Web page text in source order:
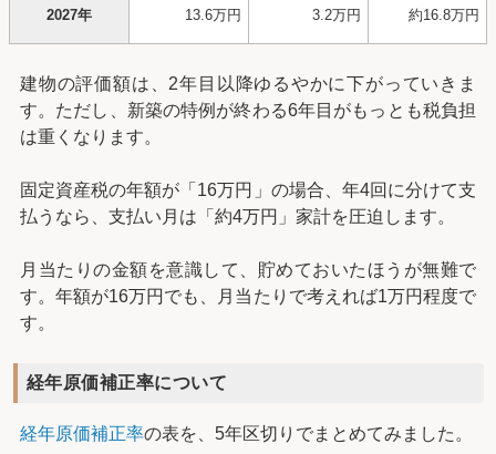
2027年 13.6万円 3.2万円 約16.8万円
建物の評価額は、2年目以降ゆるやかに下がっていきま
す。ただし、新築の特例が終わる6年目がもっとも税負担
は重くなります。
固定資産税の年額が「16万円」の場合、年4回に分けて支
払うなら、支払い月は「約4万円」家計を圧迫します。
月当たりの金額を意識して、貯めておいたほうが無難で
す。年額が16万円でも、月当たりで考えれば1万円程度で
す。
経年原価補正率について
経年原価補正率の表を、5年区切りでまとめてみました。